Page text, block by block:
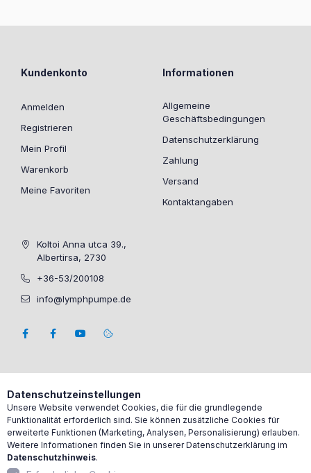
Kundenkonto
Anmelden
Registrieren
Mein Profil
Warenkorb
Meine Favoriten
Informationen
Allgemeine
Geschäftsbedingungen
Datenschutzerklärung
Zahlung
Versand
Kontaktangaben
Koltoi Anna utca 39.,
Albertirsa, 2730
+36-53/200108
info@lymphpumpe.de
Datenschutzeinstellungen
Unsere Website verwendet Cookies, die für die grundlegende
Funktionalität erforderlich sind. Sie können zusätzliche Cookies für
erweiterte Funktionen (Marketing, Analysen, Personalisierung) erlauben.
Weitere Informationen finden Sie in unserer Datenschutzerklärung im
Datenschutzhinweis.